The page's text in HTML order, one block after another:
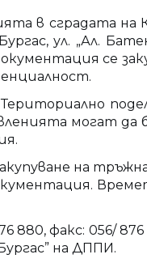
в сградата на
ул. „Ал.
се
Териториално
могат да
на
880, факс: 056/
на ДППИ.